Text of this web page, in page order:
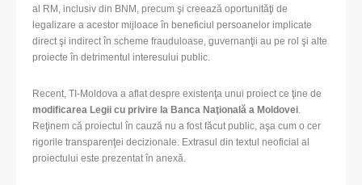
al RM, inclusiv din BNM, precum şi creează oportunităţi de
legalizare a acestor mijloace în beneficiul persoanelor implicate
direct şi indirect în scheme frauduloase, guvernanţii au pe rol şi alte
proiecte în detrimentul interesului public.
Recent, TI-Moldova a aflat despre existenţa unui proiect ce ţine de
modificarea Legii cu privire la Banca Naţională a Moldovei.
Reţinem că proiectul în cauză nu a fost făcut public, aşa cum o cer
rigorile transparenţei decizionale. Extrasul din textul neoficial al
proiectului este prezentat în anexă.